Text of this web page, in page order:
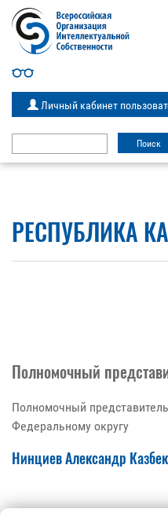
Личный кабинет
РЕСПУБЛИКА
Полномочный
Полномочный
Федеральному округу
Нинциев Александр